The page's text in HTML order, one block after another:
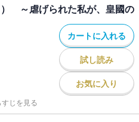
～虐げられた私が、皇國の
カートに入れる
試し読み
お気に入り
すじを見る